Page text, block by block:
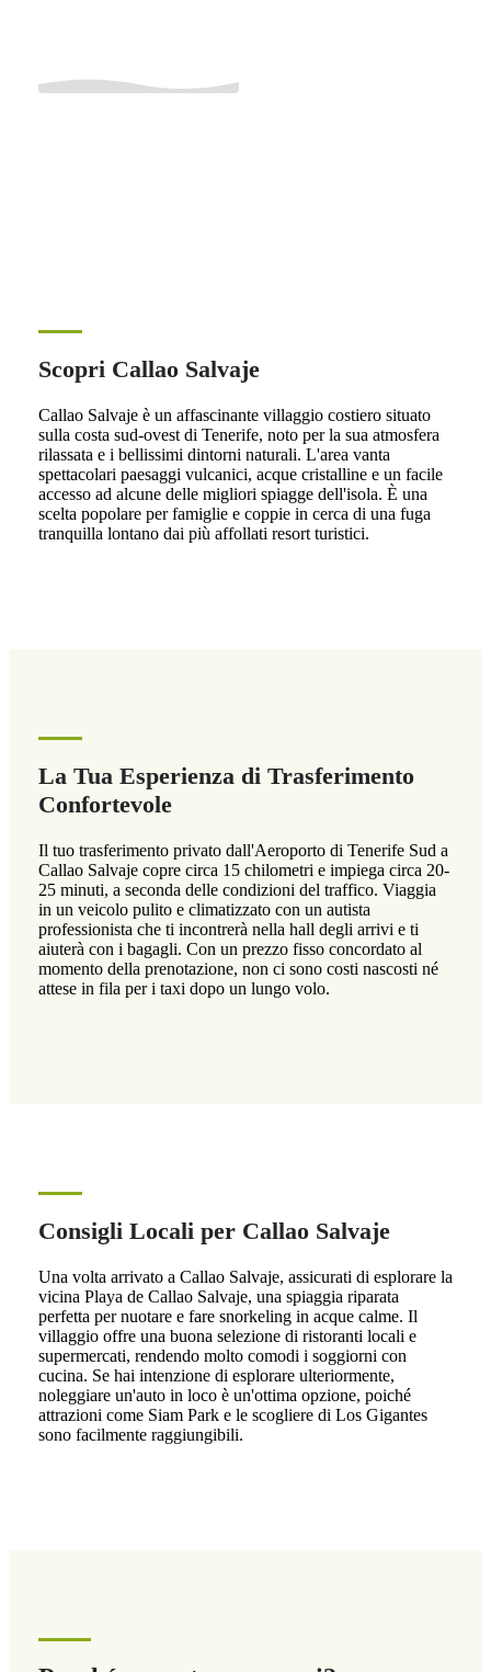
Scopri Callao Salvaje
Callao Salvaje è un affascinante villaggio costiero situato
sulla costa sud-ovest di Tenerife, noto per la sua atmosfera
rilassata e i bellissimi dintorni naturali. L'area vanta
spettacolari paesaggi vulcanici, acque cristalline e un facile
accesso ad alcune delle migliori spiagge dell'isola. È una
scelta popolare per famiglie e coppie in cerca di una fuga
tranquilla lontano dai più affollati resort turistici.
La Tua Esperienza di Trasferimento
Confortevole
Il tuo trasferimento privato dall'Aeroporto di Tenerife Sud a
Callao Salvaje copre circa 15 chilometri e impiega circa 20-
25 minuti, a seconda delle condizioni del traffico. Viaggia
in un veicolo pulito e climatizzato con un autista
professionista che ti incontrerà nella hall degli arrivi e ti
aiuterà con i bagagli. Con un prezzo fisso concordato al
momento della prenotazione, non ci sono costi nascosti né
attese in fila per i taxi dopo un lungo volo.
Consigli Locali per Callao Salvaje
Una volta arrivato a Callao Salvaje, assicurati di esplorare la
vicina Playa de Callao Salvaje, una spiaggia riparata
perfetta per nuotare e fare snorkeling in acque calme. Il
villaggio offre una buona selezione di ristoranti locali e
supermercati, rendendo molto comodi i soggiorni con
cucina. Se hai intenzione di esplorare ulteriormente,
noleggiare un'auto in loco è un'ottima opzione, poiché
attrazioni come Siam Park e le scogliere di Los Gigantes
sono facilmente raggiungibili.